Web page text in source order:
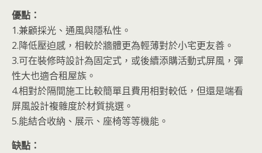
優點：
1.兼顧採光、通風與隱私性。
2.降低壓迫感，相較於牆體更為輕薄對於小宅更友善。
3.可在裝修時設計為固定式，或後續添購活動式屏風，彈
性大也適合租屋族。
4.相對於隔間施工比較簡單且費用相對較低，但還是端看
屏風設計複雜度於材質挑選。
5.能結合收納、展示、座椅等等機能。
缺點：